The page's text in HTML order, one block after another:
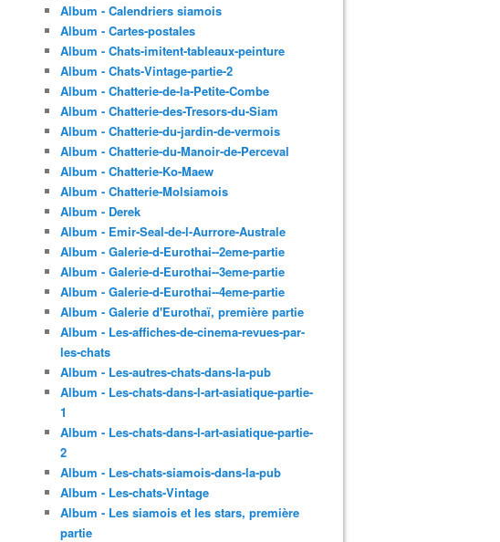
Album - Calendriers siamois
Album - Cartes-postales
Album - Chats-imitent-tableaux-peinture
Album - Chats-Vintage-partie-2
Album - Chatterie-de-la-Petite-Combe
Album - Chatterie-des-Tresors-du-Siam
Album - Chatterie-du-jardin-de-vermois
Album - Chatterie-du-Manoir-de-Perceval
Album - Chatterie-Ko-Maew
Album - Chatterie-Molsiamois
Album - Derek
Album - Emir-Seal-de-l-Aurrore-Australe
Album - Galerie-d-Eurothai--2eme-partie
Album - Galerie-d-Eurothai--3eme-partie
Album - Galerie-d-Eurothai--4eme-partie
Album - Galerie d'Eurothaï, première partie
Album - Les-affiches-de-cinema-revues-par-
les-chats
Album - Les-autres-chats-dans-la-pub
Album - Les-chats-dans-l-art-asiatique-partie-
1
Album - Les-chats-dans-l-art-asiatique-partie-
2
Album - Les-chats-siamois-dans-la-pub
Album - Les-chats-Vintage
Album - Les siamois et les stars, première
partie